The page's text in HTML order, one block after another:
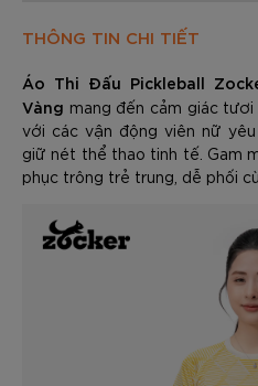
THÔNG TIN CHI TIẾT
Áo Thi Đấu Pickleball
Vàng mang đến cảm giác
với các vận động viên nữ
giữ nét thể thao tinh tế. Gam
phục trông trẻ trung, dễ phối